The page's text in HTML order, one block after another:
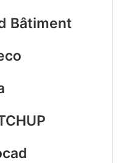
Bâtiment